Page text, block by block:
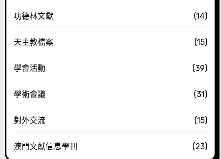
功德林文獻 (14)
天主教檔案 (15)
學會活動 (39)
學術會議 (31)
對外交流 (15)
澳門文獻信息學刊 (23)